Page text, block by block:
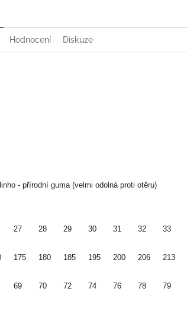
Hodnocení Diskuze
- přírodní guma (velmi odolná proti otěru)
27 28 29 30 31 32 33
175 180 185 195 200 206 213
69 70 72 74 76 78 79